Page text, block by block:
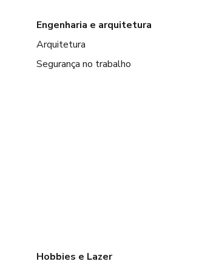
Engenharia e arquitetura
Arquitetura
Segurança no trabalho
Hobbies e Lazer